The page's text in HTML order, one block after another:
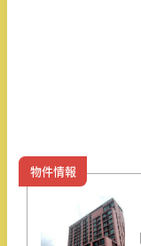
物件情報